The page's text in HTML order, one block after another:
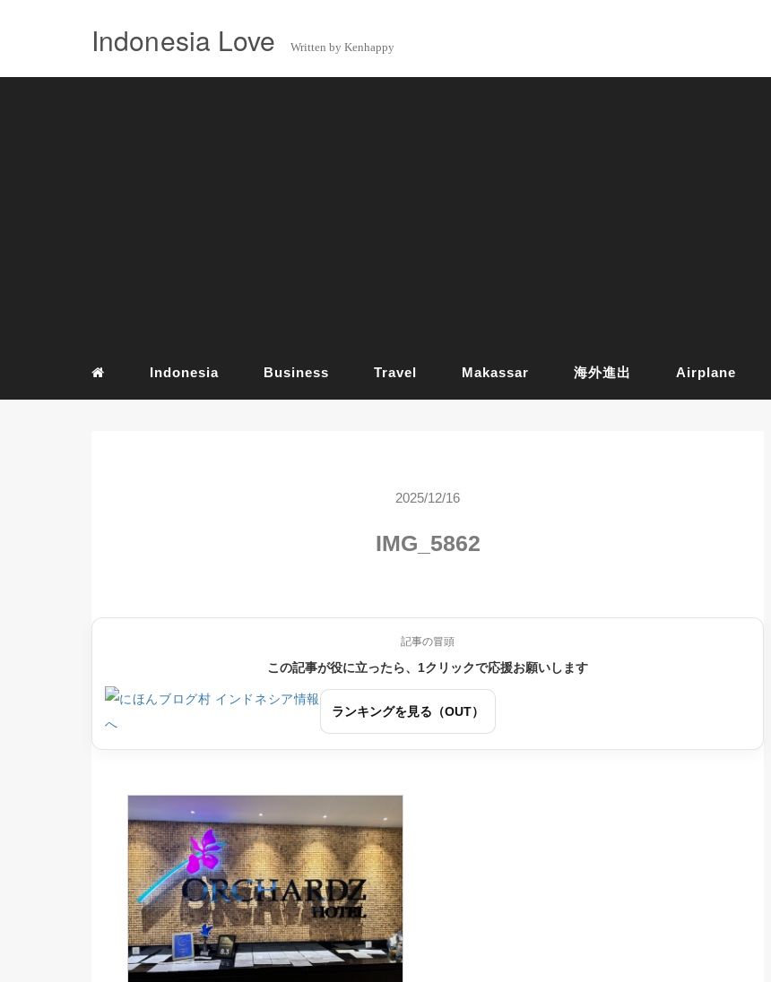
Indonesia Love Written by Kenhappy
Indonesia Business Travel Makassar 海外進出 Airplane
2025/12/16
IMG_5862
記事の冒頭
この記事が役に立ったら、1クリックで応援お願いします
ランキングを見る（OUT）